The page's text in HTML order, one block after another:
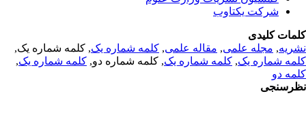
شرکت یکتاوب
کلیدی
,مجله علمی, مقاله علمی, کلمه شماره یک, کلمه شماره یک,
شماره یک,کلمه شماره یک, کلمه شماره دو,کلمه شماره یک,
دو